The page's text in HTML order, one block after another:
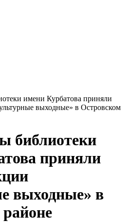
имени Курбатова приняли
выходные» в Островском
библиотеки
приняли
выходные» в